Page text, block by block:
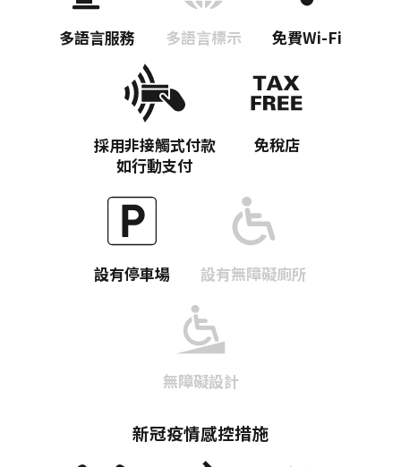
多語言服務 多語言標示 免費Wi-Fi
採用非接觸式付款
如行動支付
免稅店
設有停車場 設有無障礙廁所
無障礙設計
新冠疫情感控措施
Twitter分享
複製連結